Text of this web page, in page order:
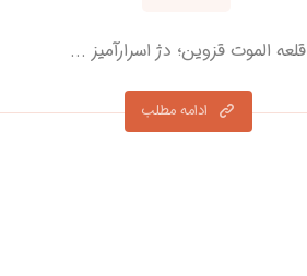
قلعه الموت قزوین؛ دژ اسرارآمیز ...
ادامه مطلب